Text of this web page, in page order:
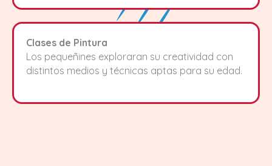
Clases de Pintura
Los pequeñines exploraran su creatividad con
distintos medios y técnicas aptas para su edad.